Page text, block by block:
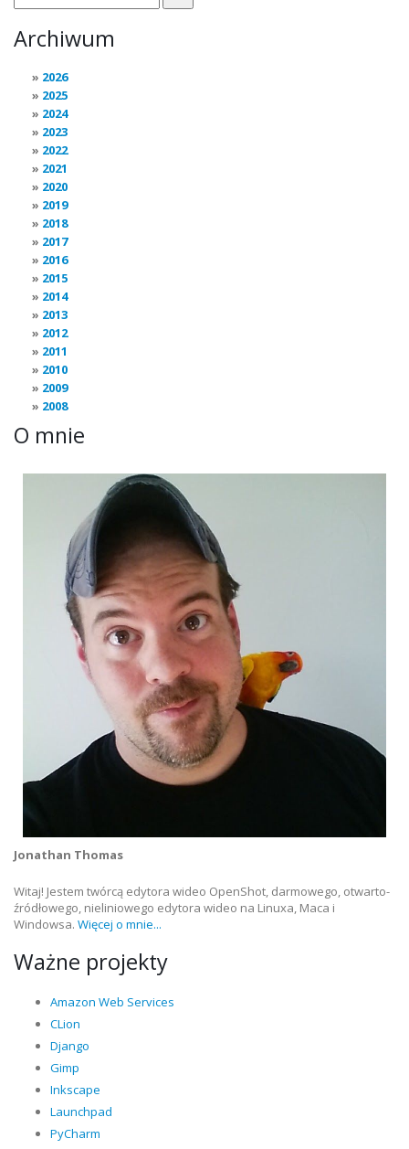
Archiwum
2026
2025
2024
2023
2022
2021
2020
2019
2018
2017
2016
2015
2014
2013
2012
2011
2010
2009
2008
O mnie
Jonathan Thomas
Witaj! Jestem twórcą edytora wideo OpenShot, darmowego, otwarto-
źródłowego, nieliniowego edytora wideo na Linuxa, Maca i
Windowsa. Więcej o mnie...
Ważne projekty
Amazon Web Services
CLion
Django
Gimp
Inkscape
Launchpad
PyCharm